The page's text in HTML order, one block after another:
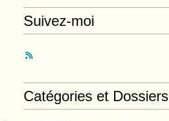
Suivez-moi
Catégories et Dossiers